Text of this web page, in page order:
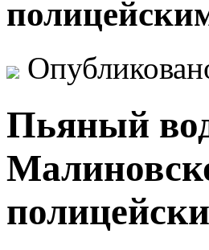
Пьяный